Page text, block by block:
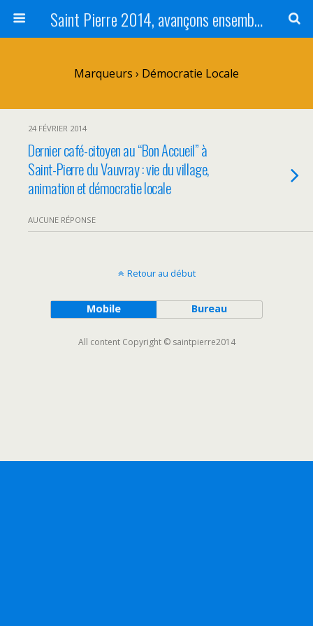
Saint Pierre 2014, avançons ensemble pour Saint-Pierre du Vauvray
Marqueurs › Démocratie Locale
24 FÉVRIER 2014
Dernier café-citoyen au “Bon Accueil” à
Saint-Pierre du Vauvray : vie du village,
animation et démocratie locale
AUCUNE RÉPONSE
Retour au début
Mobile Bureau
All content Copyright © saintpierre2014